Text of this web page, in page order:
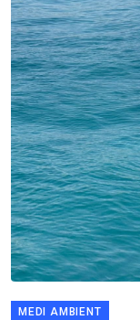
MEDI AMBIENT